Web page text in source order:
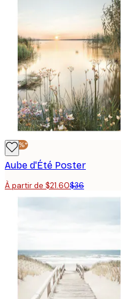
méditation au dessus du
matin l’importance de
la vie nous offre - une
journée!
-40%*
Aube d'Été Poster
À partir de $21.60$36